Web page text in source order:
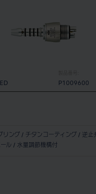
P1009600
ング / チタンコーティング / 逆止
ル / 水量調節機構付